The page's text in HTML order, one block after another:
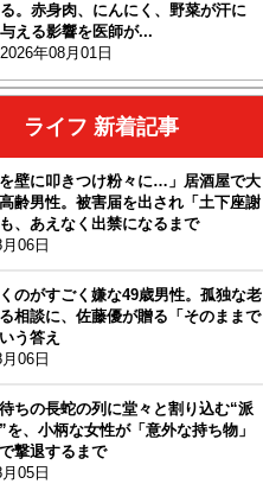
る。赤身肉、にんにく、野菜が汗に
与える影響を医師が...
2026年08月01日
ライフ 新着記事
を壁に叩きつけ粉々に…」居酒屋で大
齢男性。被害届を出され「土下座謝
、あえなく出禁になるまで
06日
のがすごく嫌な49歳男性。孤独な老
相談に、佐藤優が贈る「そのままで
う答え
06日
ちの長蛇の列に堂々と割り込む“派
を、小柄な女性が「意外な持ち物」
撃退するまで
05日